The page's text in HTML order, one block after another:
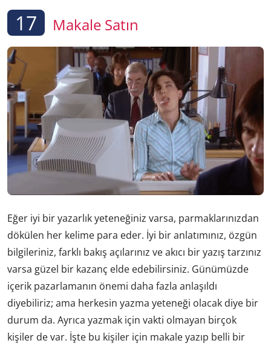
17 Makale Satın
Eğer iyi bir yazarlık yeteneğiniz varsa, parmaklarınızdan
dökülen her kelime para eder. İyi bir anlatımınız, özgün
bilgileriniz, farklı bakış açılarınız ve akıcı bir yazış tarzınız
varsa güzel bir kazanç elde edebilirsiniz. Günümüzde
içerik pazarlamanın önemi daha fazla anlaşıldı
diyebiliriz; ama herkesin yazma yeteneği olacak diye bir
durum da. Ayrıca yazmak için vakti olmayan birçok
kişiler de var. İşte bu kişiler için makale yazıp belli bir